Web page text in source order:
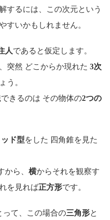
するには、この次元という
すいかもしれません。
人であると仮定します。
突然 どこからか現れた 3次
う。
きるのは その物体の2つの
ド型をした 四角錐を見た
から、 横からそれを観察す
を見れば正方形です。
って、この場合の三角形と